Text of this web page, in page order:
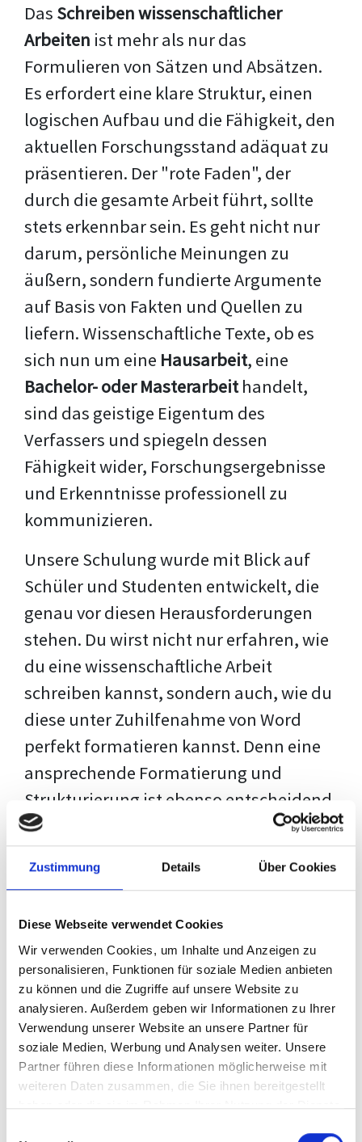
Zustimmung Details Über Cookies
Diese Webseite verwendet Cookies
Wir verwenden Cookies, um Inhalte und Anzeigen zu
personalisieren, Funktionen für soziale Medien anbieten
zu können und die Zugriffe auf unsere Website zu
analysieren. Außerdem geben wir Informationen zu Ihrer
Verwendung unserer Website an unsere Partner für
soziale Medien, Werbung und Analysen weiter. Unsere
Partner führen diese Informationen möglicherweise mit
weiteren Daten zusammen, die Sie ihnen bereitgestellt
haben oder die sie im Rahmen Ihrer Nutzung der Dienste
Das Schreiben wissenschaftlicher
Arbeiten ist mehr als nur das
Formulieren von Sätzen und Absätzen.
Es erfordert eine klare Struktur, einen
logischen Aufbau und die Fähigkeit, den
aktuellen Forschungsstand adäquat zu
präsentieren. Der "rote Faden", der
durch die gesamte Arbeit führt, sollte
stets erkennbar sein. Es geht nicht nur
darum, persönliche Meinungen zu
äußern, sondern fundierte Argumente
auf Basis von Fakten und Quellen zu
liefern. Wissenschaftliche Texte, ob es
sich nun um eine Hausarbeit, eine
Bachelor- oder Masterarbeithandelt,
sind das geistige Eigentum des
Verfassers und spiegeln dessen
Fähigkeit wider, Forschungsergebnisse
und Erkenntnisse professionell zu
kommunizieren.
Unsere Schulung wurde mit Blick auf
Schüler und Studenten entwickelt, die
genau vor diesen Herausforderungen
stehen. Du wirst nicht nur erfahren, wie
du eine wissenschaftliche Arbeit
schreiben kannst, sondern auch, wie du
diese unter Zuhilfenahme von Word
perfekt formatieren kannst. Denn eine
ansprechende Formatierung und
Strukturierung ist ebenso entscheidend
wie der Inhalt selbst. Jeder Prüfer hat
eigene Erwartungen, und unsere
Schulung ist so konzipiert, dass sie dir
deiner individuellen Vorlage zeigt,
anstatt eine Einheitslösung zu bieten.
Der Prozess des wissenschaftlichen
Schreibens kann ohne das richtige
Wissen eine große Herausforderung
darstellen. Jedoch, ausgestattet mit
denTechniken und Strategiendieses
Kurses, wird die Formatierung deiner